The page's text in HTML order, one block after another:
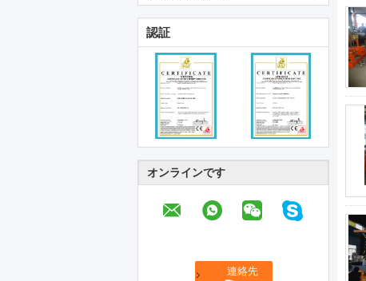
認証
オンラインです